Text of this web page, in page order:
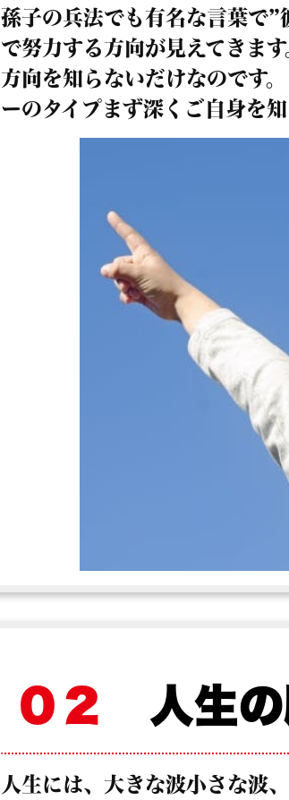
孫子の兵法でも有名な言葉で
で努力する方向が見えてきま
方向を知らないだけなのです
ーのタイプまず深くご自身を知
０２ 人生
人生には、大きな波小さな波